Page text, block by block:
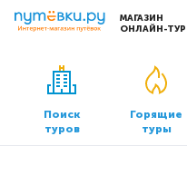
МАГАЗИН
ОНЛАЙН-
Сервисы
Бронирование отелей
Трансфер
Поиск
туров
Горящие
туры